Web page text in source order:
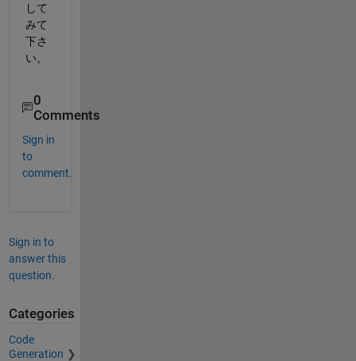
して
みて
下さ
い。
0
Comments
Sign in
to
comment.
Sign in to
answer this
question.
Categories
Code
Generation